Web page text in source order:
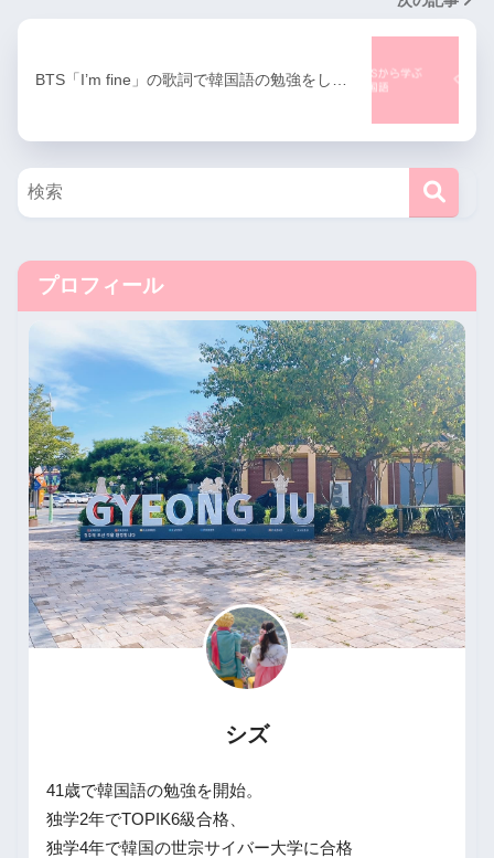
BTS「I’m fine」の歌詞で韓国語の勉強をし…
プロフィール
シズ
41歳で韓国語の勉強を開始。
独学2年でTOPIK6級合格、
独学4年で韓国の世宗サイバー大学に合格